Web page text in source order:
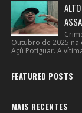
Outubro de 2025
Açú Potiguar. A
FEATURED POSTS
MAIS RECENTES